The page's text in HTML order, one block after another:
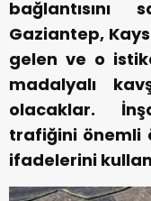
bağlantısını
Gaziantep,
gelen ve o
madalyalı
olacaklar.
trafiğini önemli
ifadelerini